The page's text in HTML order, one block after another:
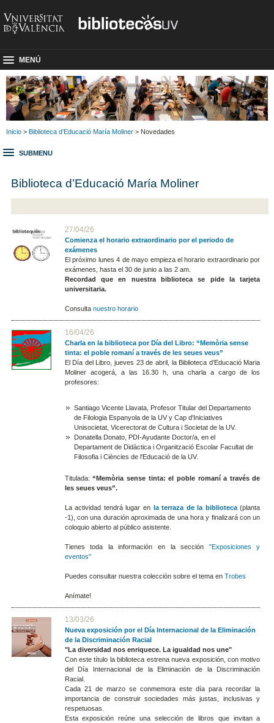
MENÚ
Inicio > Biblioteca d’Educació María Moliner > Novedades
SUBMENU
Biblioteca d’Educació María Moliner
27/04/26
Comienza el horario extraordinario por el periodo de
exámenes
El próximo lunes 4 de mayo empieza el horario extraordinario por
exámenes, hasta el 30 de junio a las 2 am.
Recordad que en nuestra biblioteca se pide la tarjeta
universitaria.
Consulta nuestro horario
16/04/26
Charla en la biblioteca por Día del Libro: “Memòria sense
tinta: el poble romaní a través de les seues veus”
El Día del Libro, jueves 23 de abril, la Biblioteca d’Educació Maria
Moliner acogerá, a las 16.30 h, una charla a cargo de los
profesores:
Santiago Vicente Llavata, Profesor Titular del Departamento
de Filologia Espanyola de la UV y Cap d'Iniciatives
Unisocietat, Vicerectorat de Cultura i Societat de la UV.
Donatella Donato, PDI-Ayudante Doctor/a, en el
Departament de Didàctica i Organització Escolar Facultat de
Filosofia i Ciències de l'Educació de la UV.
Titulada:“Memòria sense tinta: el poble romaní a través de
les seues veus”.
La actividad tendrá lugar en la terraza de la biblioteca(planta
-1), con una duración aproximada de una hora y finalizará con un
coloquio abierto al público asistente.
Tienes toda la información en la sección "Exposiciones y
eventos"
Puedes consultar nuestra colección sobre el tema en Trobes
Anímate!
13/03/26
Nueva exposición por el Día Internacional de la Eliminación
de la Discriminación Racial
"La diversidad nos enriquece. La igualdad nos une"
Con este título la biblioteca estrena nueva exposición, con motivo
del Día Internacional de la Eliminación de la Discriminación
Racial.
Cada 21 de marzo se conmemora este día para recordar la
importancia de construir sociedades más justas, inclusivas y
respetuosas.
Esta exposición reúne una selección de libros que invitan a